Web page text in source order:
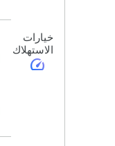
خيارات
الاستهلاك
speed